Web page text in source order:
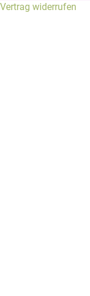
Vertrag widerrufen